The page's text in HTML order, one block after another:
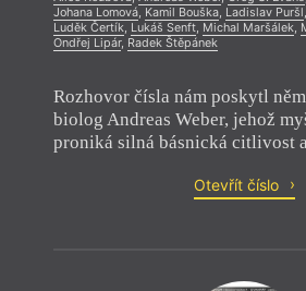
Johana Lomová, Kamil Bouška, Ladislav Puršl,
Luděk Čertík, Lukáš Senft, Michal Maršálek,
Ondřej Lipár, Radek Štěpánek
Rozhovor čísla nám poskytl
biolog Andreas Weber, jehož
proniká silná básnická citlivost
Otevřít číslo